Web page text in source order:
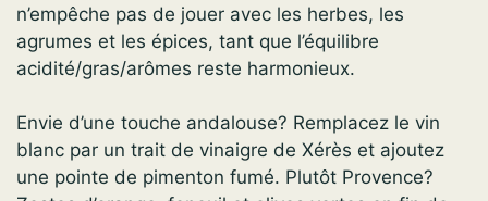
n’empêche pas de jouer avec les herbes, les
agrumes et les épices, tant que l’équilibre
acidité/gras/arômes reste harmonieux.
Envie d’une touche andalouse? Remplacez le vin
blanc par un trait de vinaigre de Xérès et ajoutez
une pointe de pimenton fumé. Plutôt Provence?